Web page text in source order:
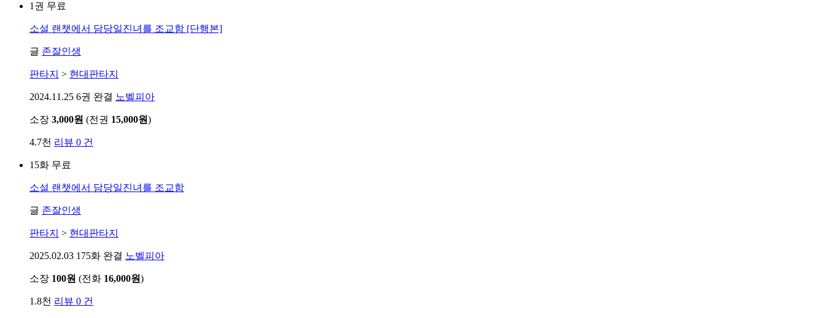
1권 무료
소설 랜챗에서 담당일진녀를 조교함 [단행본]
글 존잘인생
판타지 > 현대판타지
2024.11.25 6권 완결 노벨피아
소장 3,000원 (전권 15,000원)
4.7천 리뷰 0 건
15화 무료
소설 랜챗에서 담당일진녀를 조교함
글 존잘인생
판타지 > 현대판타지
2025.02.03 175화 완결 노벨피아
소장 100원 (전화 16,000원)
1.8천 리뷰 0 건